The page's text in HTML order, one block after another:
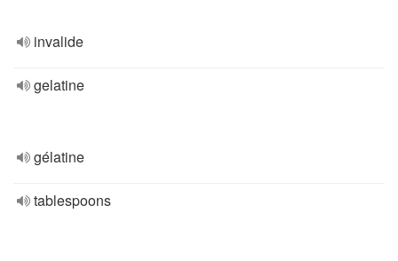
invalide
gelatine
gélatine
tablespoons